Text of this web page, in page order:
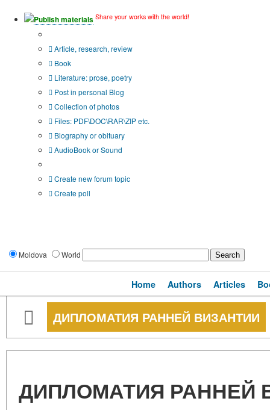
Publish materials Share your works with the world!
Article, research, review
Book
Literature: prose, poetry
Post in personal Blog
Collection of photos
Files: PDF\DOC\RAR\ZIP etc.
Biography or obituary
AudioBook or Sound
Create new forum topic
Create poll
Moldova World
Home Authors Articles
ДИПЛОМАТИЯ РАННЕЙ ВИЗАНТИИ
ДИПЛОМАТИЯ РАННЕЙ